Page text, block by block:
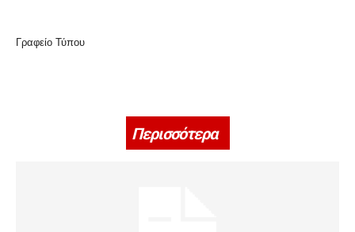
Γραφείο Τύπου
Περισσότερα